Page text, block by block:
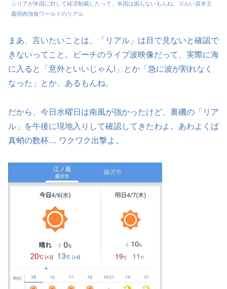
シリアが米国に対して経済制裁したって、米国は困んないもんね。ズルい資本主
義弱肉強食ワールドのリアル
まあ、言いたいことは、「リアル」は目で見ないと確認で
きないってこと。ビーチのライブ波映像だって、実際に海
に入ると「意外といいじゃん!」とか「急に波が割れなく
なった」とか、あるもんね。
だから、今日水曜日は南風が強かったけど、裏磯の「リア
ル」を午後に現地入りして確認してきたわよ。あわよくば
真蛸の数杯… ワクワク出撃よ。